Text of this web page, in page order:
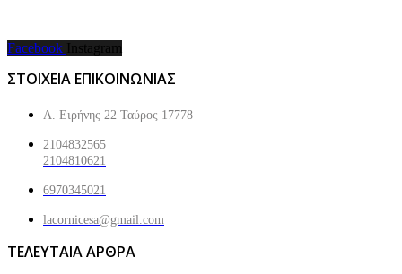
Facebook Instagram
ΣΤΟΙΧΕΙΑ ΕΠΙΚΟΙΝΩΝΙΑΣ
Λ. Ειρήνης 22 Ταύρος 17778
2104832565
2104810621
6970345021
lacornicesa@gmail.com
ΤΕΛΕΥΤΑΙΑ ΑΡΘΡΑ